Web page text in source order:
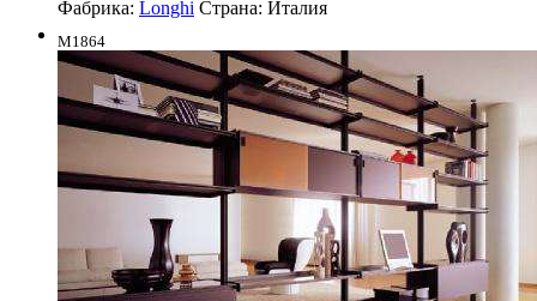
Фабрика: Longhi Страна: Италия
M1864